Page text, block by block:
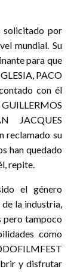
solicitado por
mundial. Su
para que
PACO
con él
JACQUES
reclamado su
han quedado
repite.
el género
la industria,
pero tampoco
como
y disfrutar